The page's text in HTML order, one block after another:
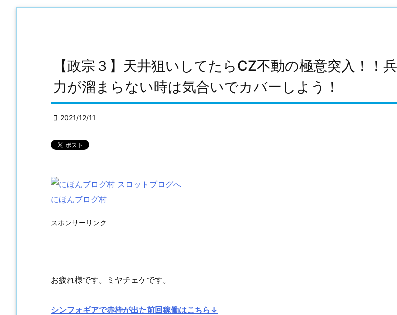
【政宗３】天井狙いしてたらCZ不動の極意突入！！兵
力が溜まらない時は気合いでカバーしよう！
 2021/12/11
にほんブログ村
スポンサーリンク
お疲れ様です。ミヤチェケです。
シンフォギアで赤枠が出た前回稼働はこちら↓